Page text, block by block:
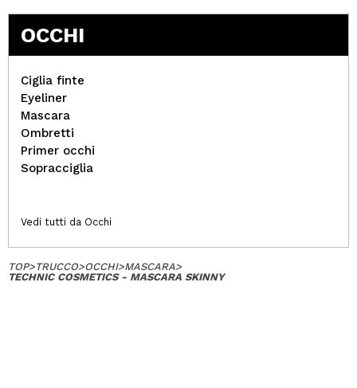
OCCHI
Ciglia finte
Eyeliner
Mascara
Ombretti
Primer occhi
Sopracciglia
Vedi tutti da Occhi
TOP>TRUCCO>OCCHI>MASCARA>
TECHNIC COSMETICS - MASCARA SKINNY